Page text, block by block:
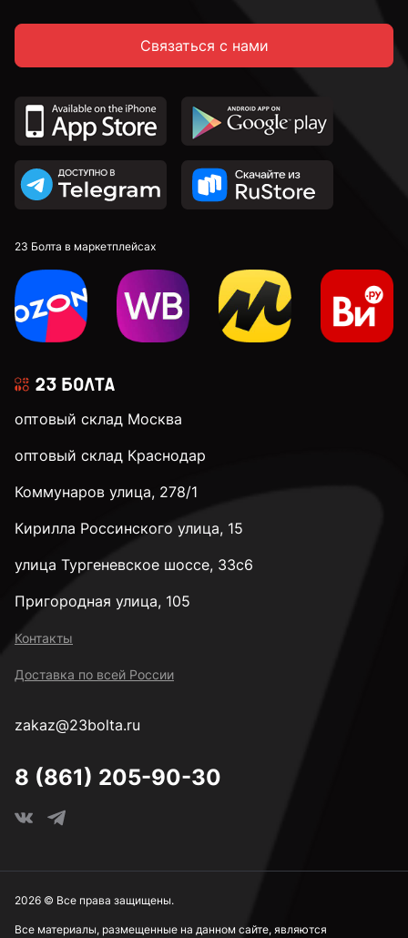
Связаться с нами
23 Болта в маркетплейсах
оптовый склад Москва
оптовый склад Краснодар
Коммунаров улица, 278/1
Кирилла Россинского улица, 15
улица Тургеневское шоссе, 33с6
Пригородная улица, 105
Контакты
Доставка по всей России
zakaz@23bolta.ru
8 (861) 205-90-30
Все материалы, размещенные на данном сайте, являются
2026 © Все права защищены.